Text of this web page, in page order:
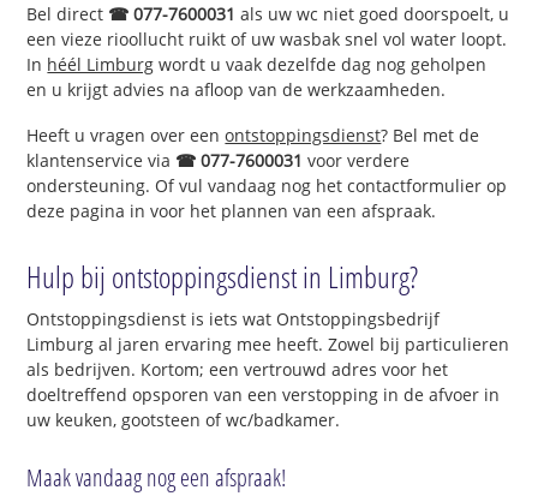
Bel direct ☎ 077-7600031 als uw wc niet goed doorspoelt, u
een vieze rioollucht ruikt of uw wasbak snel vol water loopt.
In héél Limburg wordt u vaak dezelfde dag nog geholpen
en u krijgt advies na afloop van de werkzaamheden.
Heeft u vragen over eenontstoppingsdienst? Bel met de
klantenservice via ☎ 077-7600031 voor verdere
ondersteuning. Of vul vandaag nog het contactformulier op
deze pagina in voor het plannen van een afspraak.
Hulp bij ontstoppingsdienst in Limburg?
Ontstoppingsdienst is iets wat Ontstoppingsbedrijf
Limburg al jaren ervaring mee heeft. Zowel bij particulieren
als bedrijven. Kortom; een vertrouwd adres voor het
doeltreffend opsporen van een verstopping in de afvoer in
uw keuken, gootsteen of wc/badkamer.
Maak vandaag nog een afspraak!